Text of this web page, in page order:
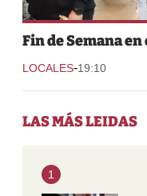
Fin de Semana
LOCALES-19:10
LAS MÁS LEIDAS
1